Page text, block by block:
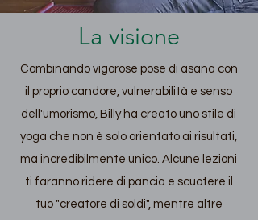
La visione
Combinando vigorose pose di asana con
il proprio candore, vulnerabilità e senso
dell'umorismo, Billy ha creato uno stile di
yoga che non è solo orientato ai risultati,
ma incredibilmente unico. Alcune lezioni
ti faranno ridere di pancia e scuotere il
tuo "creatore di soldi", mentre altre